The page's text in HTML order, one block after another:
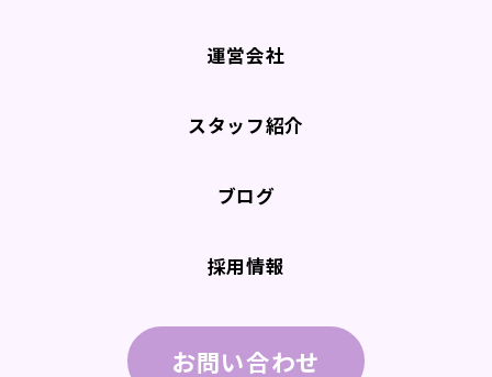
運営会社
スタッフ紹介
ブログ
採用情報
お問い合わせ